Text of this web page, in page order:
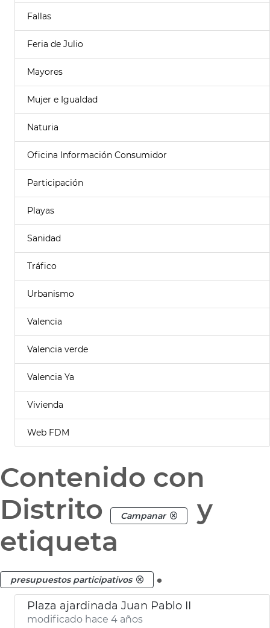
Fallas
Feria de Julio
Mayores
Mujer e Igualdad
Naturia
Oficina Información Consumidor
Participación
Playas
Sanidad
Tráfico
Urbanismo
Valencia
Valencia verde
Valencia Ya
Vivienda
Web FDM
Contenido con
Distrito
Campanar
y
etiqueta
presupuestos participativos .
Plaza ajardinada Juan Pablo II
modificado hace 4 años